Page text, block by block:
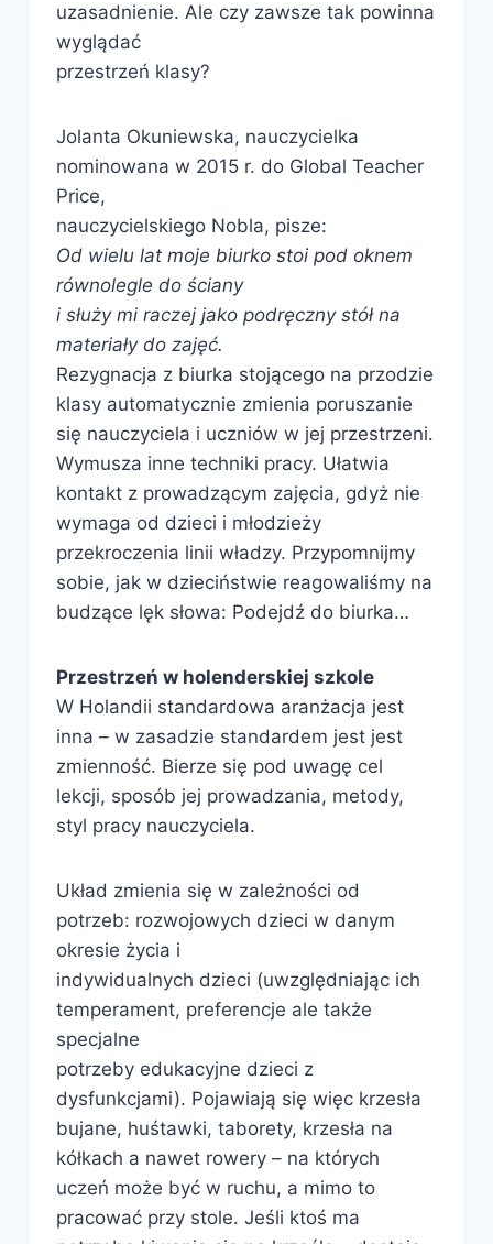
uzasadnienie. Ale czy zawsze tak powinna
wyglądać
przestrzeń klasy?
Jolanta Okuniewska, nauczycielka
nominowana w 2015 r. do Global Teacher
Price,
nauczycielskiego Nobla, pisze:
Od wielu lat moje biurko stoi pod oknem
równolegle do ściany
i służy mi raczej jako podręczny stół na
materiały do zajęć.
Rezygnacja z biurka stojącego na przodzie
klasy automatycznie zmienia poruszanie
się nauczyciela i uczniów w jej przestrzeni.
Wymusza inne techniki pracy. Ułatwia
kontakt z prowadzącym zajęcia, gdyż nie
wymaga od dzieci i młodzieży
przekroczenia linii władzy. Przypomnijmy
sobie, jak w dzieciństwie reagowaliśmy na
budzące lęk słowa: Podejdź do biurka…
Przestrzeń w holenderskiej szkole
W Holandii standardowa aranżacja jest
inna – w zasadzie standardem jest jest
zmienność. Bierze się pod uwagę cel
lekcji, sposób jej prowadzania, metody,
styl pracy nauczyciela.
Układ zmienia się w zależności od
potrzeb: rozwojowych dzieci w danym
okresie życia i
indywidualnych dzieci (uwzględniając ich
temperament, preferencje ale także
specjalne
potrzeby edukacyjne dzieci z
dysfunkcjami). Pojawiają się więc krzesła
bujane, huśtawki, taborety, krzesła na
kółkach a nawet rowery – na których
uczeń może być w ruchu, a mimo to
pracować przy stole. Jeśli ktoś ma